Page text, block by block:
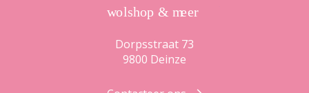
Dorpsstraat 73
9800 Deinze